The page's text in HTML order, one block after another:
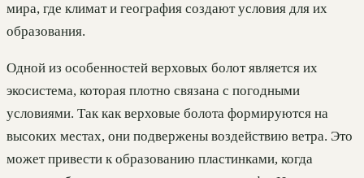
мира, где климат и география создают условия для их
образования.
Одной из особенностей верховых болот является их
экосистема, которая плотно связана с погодными
условиями. Так как верховые болота формируются на
высоких местах, они подвержены воздействию ветра. Это
может привести к образованию пластинками, когда